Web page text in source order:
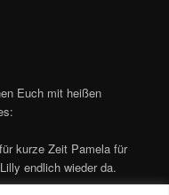
Euch mit heißen
kurze Zeit Pamela für
endlich wieder da.